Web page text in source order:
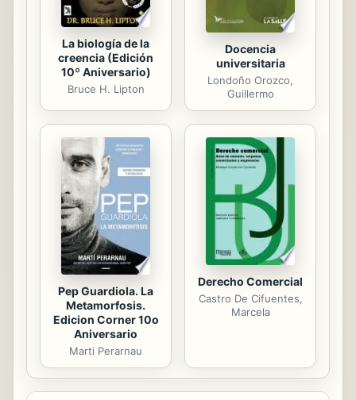
La biología de la
creencia (Edición
10º Aniversario)
Bruce H. Lipton
Docencia
universitaria
Londoño Orozco,
Guillermo
Pep Guardiola. La
Metamorfosis.
Edicion Corner 10o
Aniversario
Marti Perarnau
Derecho Comercial
Castro De Cifuentes,
Marcela